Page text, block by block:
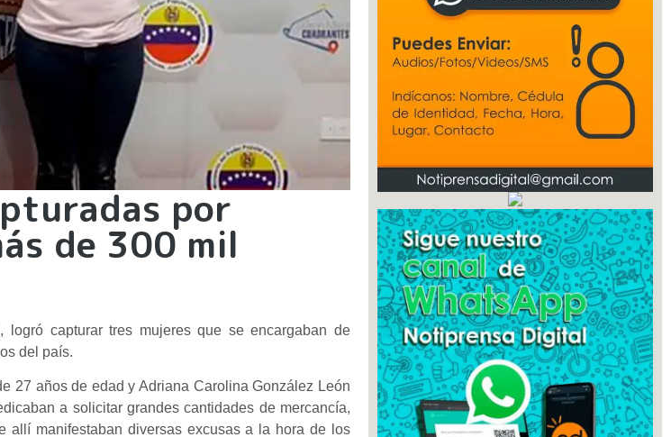
por
de 300 mil
logró capturar tres mujeres que se encargaban de
del país.
27 años de edad y Adriana Carolina González León
a solicitar grandes cantidades de mercancía,
manifestaban diversas excusas a la hora de los